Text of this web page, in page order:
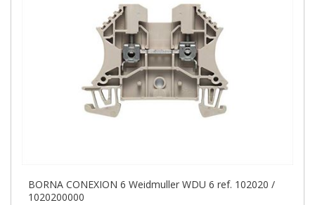
BORNA CONEXION 6 Weidmuller WDU 6 ref. 102020 /
1020200000